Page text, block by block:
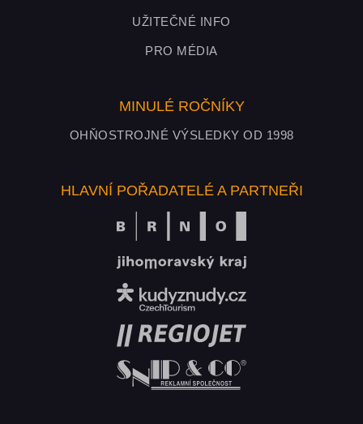
UŽITEČNÉ INFO
PRO MÉDIA
MINULÉ ROČNÍKY
OHŇOSTROJNÉ VÝSLEDKY OD 1998
HLAVNÍ POŘADATELÉ A PARTNEŘI